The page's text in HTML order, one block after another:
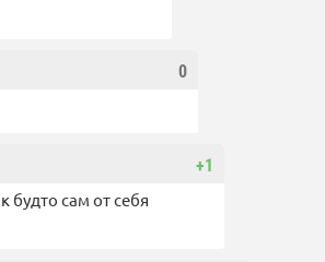
0
+1
будто сам от себя